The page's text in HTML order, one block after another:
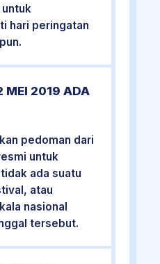
hari peringatan
MEI 2019 ADA
pedoman dari
untuk
ada suatu
atau
nasional
tersebut.